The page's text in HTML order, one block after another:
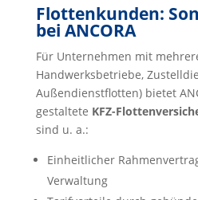
Flottenkunden:
bei ANCORA
Für Unternehmen mit
Handwerksbetriebe,
Außendienstflotten) bietet
gestaltete KFZ-
sind u. a.:
Einheitlicher
Verwaltung